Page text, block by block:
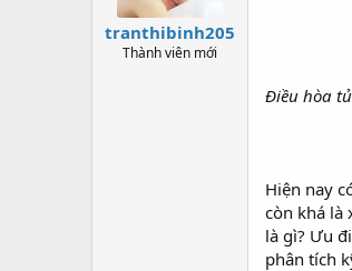
tranthibinh205
Thành viên mới
Điều hòa
Hiện nay
còn khá là
là gì? Ưu
phân tích